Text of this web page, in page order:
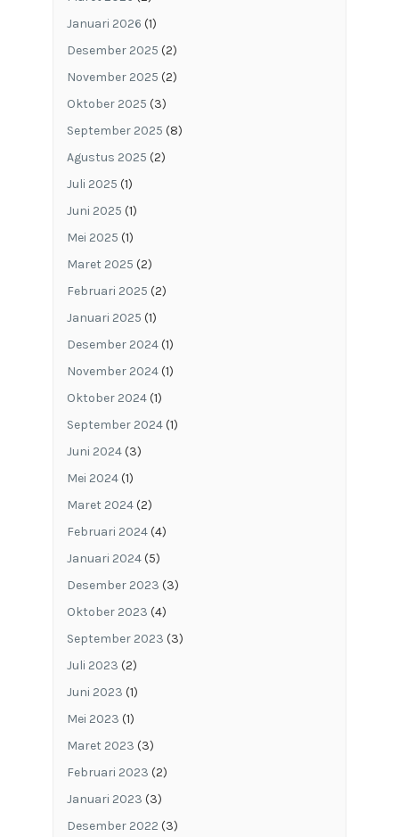
Januari 2026 (1)
Desember 2025 (2)
November 2025 (2)
Oktober 2025 (3)
September 2025 (8)
Agustus 2025 (2)
Juli 2025 (1)
Juni 2025 (1)
Mei 2025 (1)
Maret 2025 (2)
Februari 2025 (2)
Januari 2025 (1)
Desember 2024(1)
November 2024(1)
Oktober 2024(1)
September 2024(1)
Juni 2024(3)
Mei 2024(1)
Maret 2024(2)
Februari 2024(4)
Januari 2024(5)
Desember 2023 (3)
Oktober 2023 (4)
September 2023 (3)
Juli 2023 (2)
Juni 2023 (1)
Mei 2023 (1)
Maret 2023 (3)
Februari 2023 (2)
Januari 2023 (3)
Desember 2022 (3)